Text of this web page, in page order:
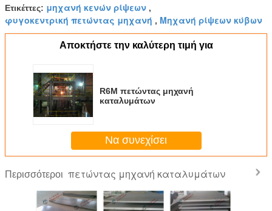
Ετικέττες: μηχανή κενών ρίψεων ,
φυγοκεντρική πετώντας μηχανή , Μηχανή ρίψεων κύβων
Αποκτήστε την καλύτερη τιμή για
R6M πετώντας μηχανή
καταλυμάτων
Να συνεχίσει
Περισσότεροι πετώντας μηχανή καταλυμάτων